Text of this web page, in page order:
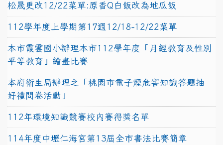
松晟更改12/22菜單:原香Q白飯改為地瓜飯
112學年度上學期第17週12/18-12/22菜單
本市霞雲國小辦理本市112學年度「月經教育及性別
平等教育」繪畫比賽
本府衛生局辦理之「桃園市電子煙危害知識答題抽
好禮問卷活動」
112年環境知識競賽校內賽得獎名單
114年度中壢仁海宮第13屆全市書法比賽簡章